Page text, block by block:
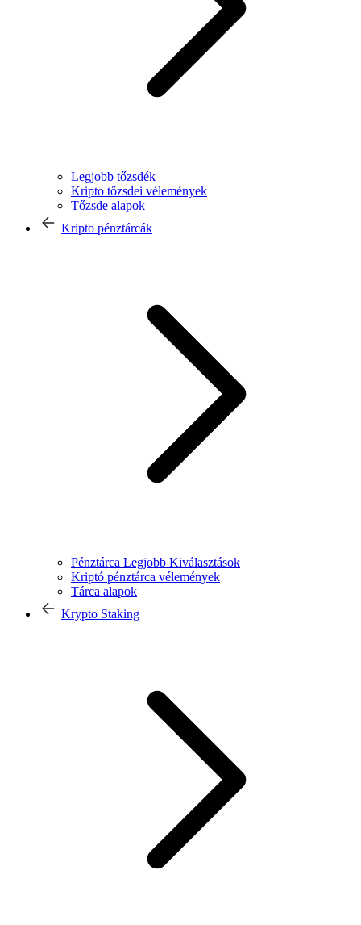
Legjobb tőzsdék
Kripto tőzsdei vélemények
Tőzsde alapok
Kripto pénztárcák
Pénztárca Legjobb Kiválasztások
Kriptó pénztárca vélemények
Tárca alapok
Krypto Staking